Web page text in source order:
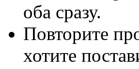
оба сразу.
Повторите
хотите